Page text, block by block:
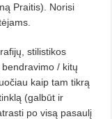
Praitis). Norisi
stilistikos
/ kitų
kaip tam tikrą
(galbūt ir
po visą pasaulį